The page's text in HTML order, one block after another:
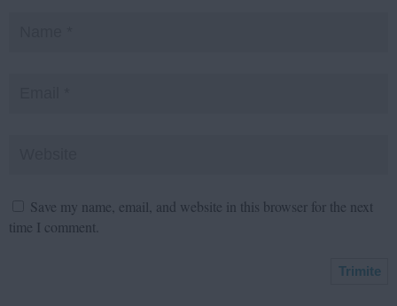
Save my name, email, and website in this browser for the next
time I comment.